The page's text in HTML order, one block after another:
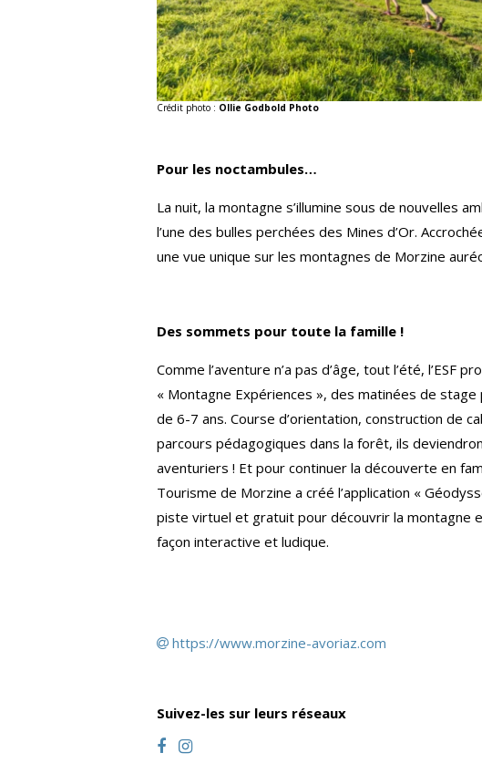
Crédit photo : Ollie Godbold Photo
Pour les noctambules…
La nuit, la montagne s’illumine sous de nouvelles
l’une des bulles perchées des Mines d’Or.
une vue unique sur les montagnes de Morzine
Des sommets pour toute la famille !
Comme l’aventure n’a pas d’âge, tout l’été, l’ESF
« Montagne Expériences », des matinées de stage
de 6-7 ans. Course d’orientation, construction de
parcours pédagogiques dans la forêt, ils
aventuriers ! Et pour continuer la découverte en
Tourisme de Morzine a créé l’application «
piste virtuel et gratuit pour découvrir la montagne
façon interactive et ludique.
https://www.morzine-avoriaz.com
Suivez-les sur leurs réseaux